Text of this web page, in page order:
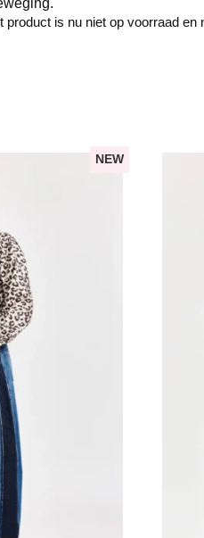
product is nu niet op voorraad en
NEW